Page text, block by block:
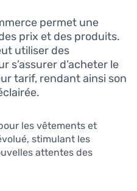
permet une
prix et des produits.
utiliser des
s’assurer d’acheter le
tarif, rendant ainsi son
les vêtements et
stimulant les
attentes des